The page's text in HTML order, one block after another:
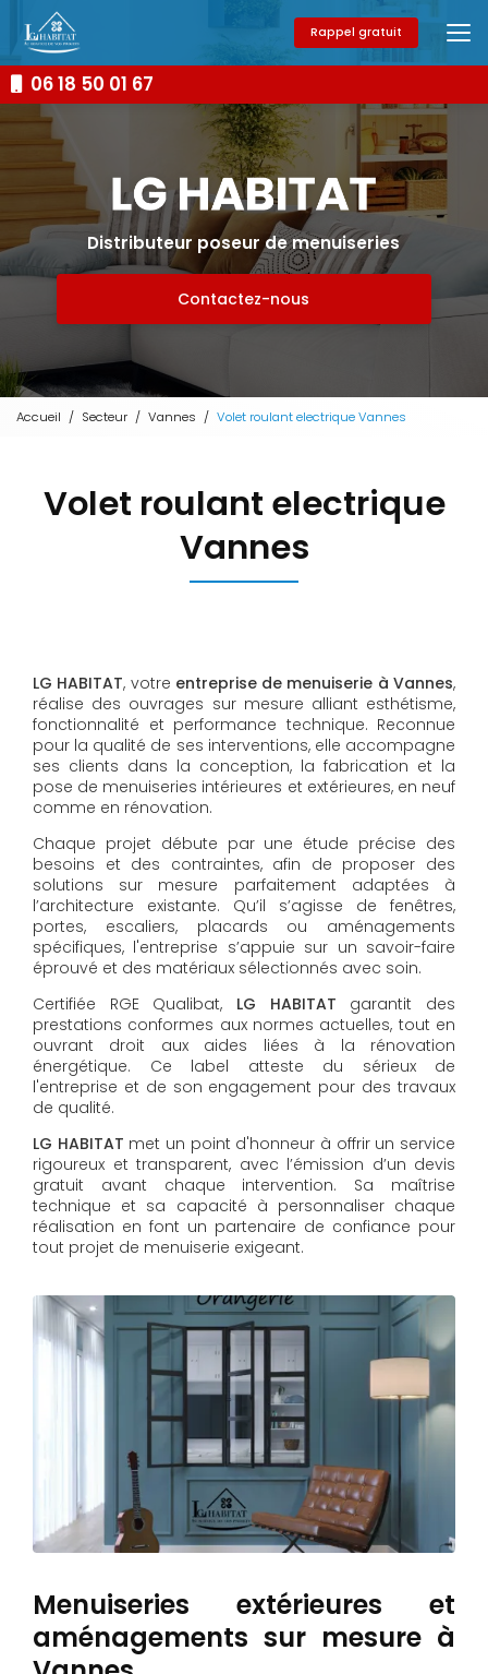
contenu
principal06 18 50 01 67
Rappel gratuit
Distributeur poseur de menuiseries
Contactez-nous
Accueil Secteur Vannes Volet roulant electrique Vannes
Volet roulant electrique
Vannes
LG HABITAT, votre entreprise de menuiserie à Vannes,
réalise des ouvrages sur mesure alliant esthétisme,
fonctionnalité et performance technique. Reconnue
pour la qualité de ses interventions, elle accompagne
ses clients dans la conception, la fabrication et la
pose de menuiseries intérieures et extérieures, en neuf
comme en rénovation.
Chaque projet débute par une étude précise des
besoins et des contraintes, afin de proposer des
solutions sur mesure parfaitement adaptées à
l’architecture existante. Qu’il s’agisse de fenêtres,
portes, escaliers, placards ou aménagements
spécifiques, l'entreprise s’appuie sur un savoir-faire
éprouvé et des matériaux sélectionnés avec soin.
Certifiée RGE Qualibat, LG HABITAT garantit des
prestations conformes aux normes actuelles, tout en
ouvrant droit aux aides liées à la rénovation
énergétique. Ce label atteste du sérieux de
l'entreprise et de son engagement pour des travaux
de qualité.
LG HABITAT met un point d'honneur à offrir un service
rigoureux et transparent, avec l’émission d’un devis
gratuit avant chaque intervention. Sa maîtrise
technique et sa capacité à personnaliser chaque
réalisation en font un partenaire de confiance pour
tout projet de menuiserie exigeant.
Menuiseries extérieures et
aménagements sur mesure à